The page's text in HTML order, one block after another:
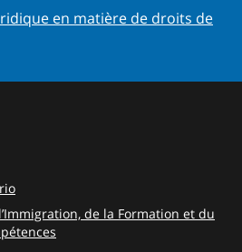
en matière de droits de
de la Formation et du